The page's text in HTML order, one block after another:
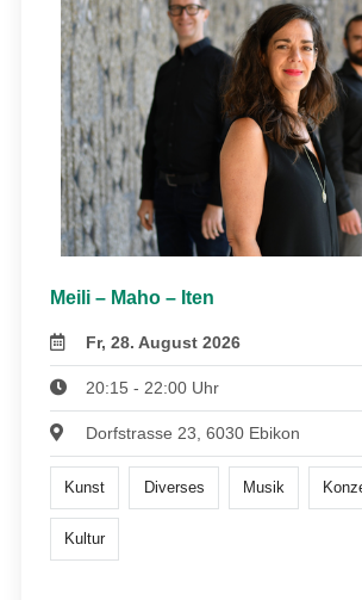
Meili – Maho – Iten
Fr, 28. August 2026
20:15 - 22:00 Uhr
Dorfstrasse 23, 6030 Ebikon
Kunst Diverses Musik
Kultur